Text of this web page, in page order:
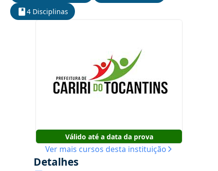
4 Disciplinas
Válido até a data da prova
Ver mais cursos desta instituição
Detalhes